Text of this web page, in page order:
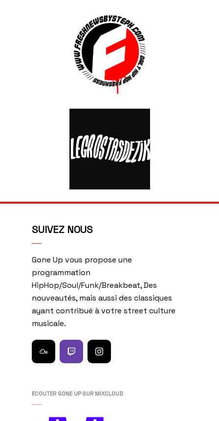
SUIVEZ NOUS
Gone Up vous propose une
programmation
HipHop/Soul/Funk/Breakbeat, Des
nouveautés, mais aussi des classiques
ayant contribué à votre street culture
musicale.
ECOUTER GONE UP SUR MIXCLOUD